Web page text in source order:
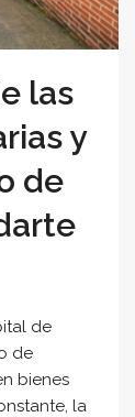
las
y
de
de
de
bienes
la